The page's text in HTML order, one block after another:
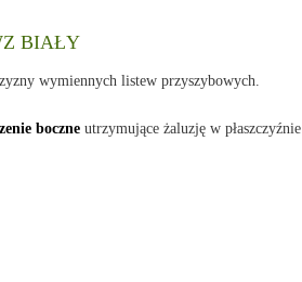
BIAŁY
wymiennych listew przyszybowych.
boczne utrzymujące żaluzję w płaszczyźnie